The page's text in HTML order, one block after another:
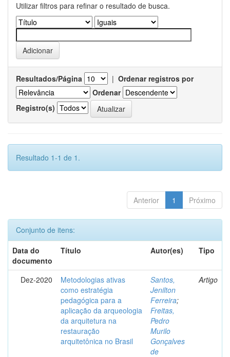
Utilizar filtros para refinar o resultado de busca.
Resultados/Página | Ordenar registros por
Ordenar
Registro(s)
Resultado 1-1 de 1.
Anterior 1 Próximo
Conjunto de itens:
Data do
documento
Título Autor(es) Tipo
Dez-2020
Metodologias ativas
como estratégia
pedagógica para a
aplicação da arqueologia
da arquitetura na
restauração
arquitetônica no Brasil
Santos,
Jenilton
Ferreira;
Freitas,
Pedro
Murilo
Gonçalves
de
Artigo